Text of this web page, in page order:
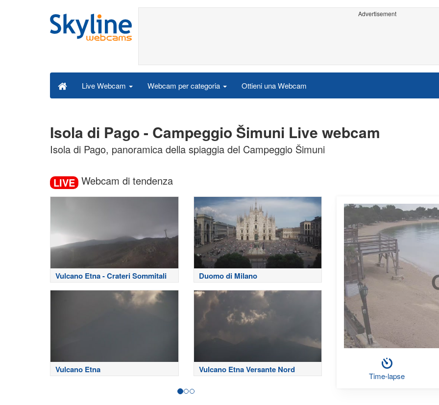
Advertisement
Live Webcam Webcam per categoria Ottieni una Webcam
Isola di Pago - Campeggio Šimuni Live webcam
Isola di Pago, panoramica della spiaggia del Campeggio Šimuni
LIVE Webcam di tendenza
Vulcano Etna - Crateri Sommitali Duomo di Milano
Vulcano Etna Vulcano Etna Versante Nord
Time-lapse